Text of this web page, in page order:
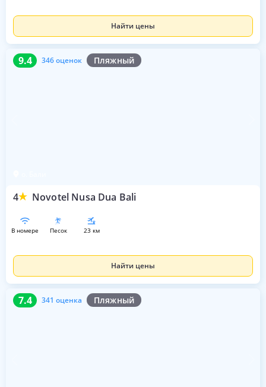
Найти цены
9.4 346 оценок Пляжный
4 Novotel Nusa Dua Bali
9.4 346 оценок
в номере песок 23 км
Найти цены
7.4 341 оценка Пляжный
7.4 341 оценка